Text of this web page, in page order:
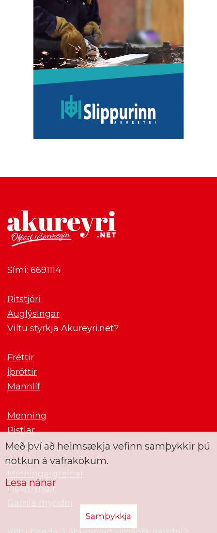
Sími: 6691114
Ritstjóri
Auglýsingar
Viltu styrkja Akureyri.net?
Fréttir
Íþróttir
Mannlíf
Menning
Pistlar
Umræðan
Minningargreinar
Ljósmyndir
Gamla myndin
Með því að heimsækja vefinn samþykkir þú
notkun á vafrakökum.
Lesa nánar
Samþykkja